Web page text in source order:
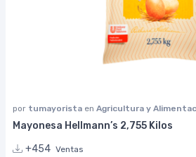
por tumayorista en Agricultura y
Mayonesa Hellmann’s 2,755 Kilos
+454 Ventas